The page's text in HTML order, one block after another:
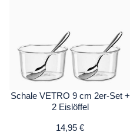
Schale VETRO 9 cm 2er-Set +
2 Eislöffel
14,95 €